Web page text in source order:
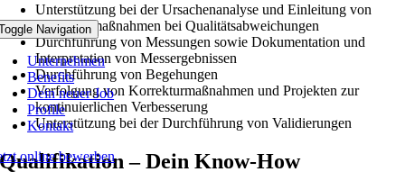
Navigation
Unternehmen
Benefits
Dein neuer Job
Profile
Kontakt
online bewerben
Unterstützung bei der Ursachenanalyse und Einleitung von
Korrekturmaßnahmen bei Qualitätsabweichungen
Durchführung von Messungen sowie Dokumentation und
Interpretation von Messergebnissen
Durchführung von Begehungen
Verfolgung von Korrekturmaßnahmen und Projekten zur
kontinuierlichen Verbesserung
Unterstützung bei der Durchführung von Validierungen
Qualifikation – Dein Know-How